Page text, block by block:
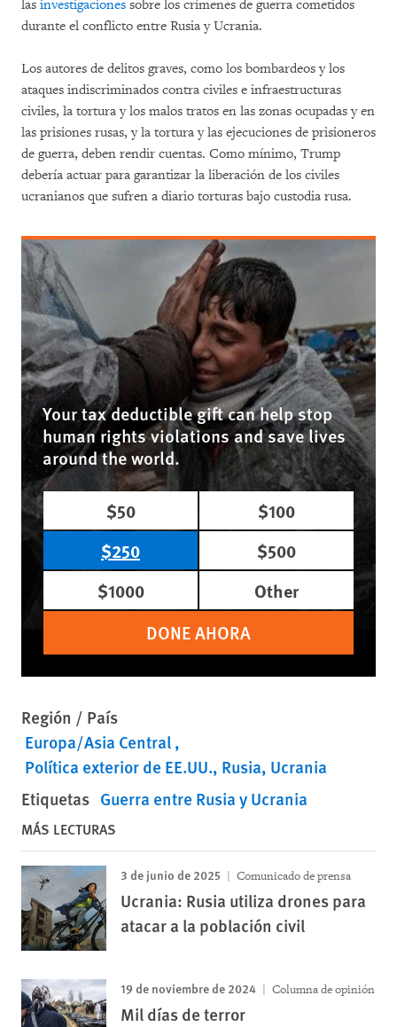
las investigaciones sobre los crímenes de guerra cometidos
durante el conflicto entre Rusia y Ucrania.
Los autores de delitos graves, como los bombardeos y los
ataques indiscriminados contra civiles e infraestructuras
civiles, la tortura y los malos tratos en las zonas ocupadas y en
las prisiones rusas, y la tortura y las ejecuciones de prisioneros
de guerra, deben rendir cuentas. Como mínimo, Trump
debería actuar para garantizar la liberación de los civiles
ucranianos que sufren a diario torturas bajo custodia rusa.
Your tax deductible gift can help stop
human rights violations and save lives
around the world.
$50
$100
$250
$500
$1000
Other
DONE AHORA
Región / País
Europa/Asia Central
Política exterior de EE.UU. Rusia Ucrania
Etiquetas Guerra entre Rusia y Ucrania
MÁS LECTURAS
3 de junio de 2025 Comunicado de prensa
Ucrania: Rusia utiliza drones para
atacar a la población civil
19 de noviembre de 2024 Columna de opinión
Mil días de terror